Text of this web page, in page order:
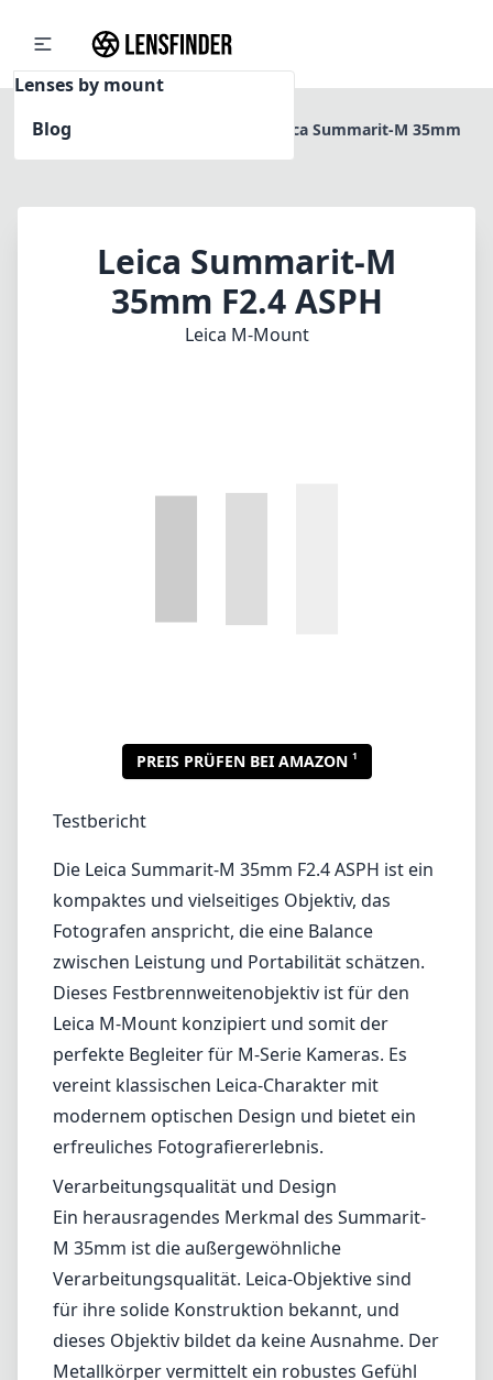
Lenses by mount
Blog
Home
Leica Summarit-M 35mm
Leica Summarit-M
35mm F2.4 ASPH
Leica M-Mount
kompaktes und vielseitiges Objektiv, das
Leica M-Mount konzipiert und somit der
perfekte Begleiter für M-Serie Kameras. Es
modernem optischen Design und bietet ein
erfreuliches Fotografiererlebnis.
Verarbeitungsqualität und Design
Ein herausragendes Merkmal des Summarit-
M 35mm ist die außergewöhnliche
Verarbeitungsqualität. Leica-Objektive sind
für ihre solide Konstruktion bekannt, und
dieses Objektiv bildet da keine Ausnahme. Der
Metallkörper vermittelt ein robustes Gefühl
und macht es für anspruchsvolle
Umgebungen geeignet. Darüber hinaus weist
das Objektiv ein elegantes, aber
unaufdringliches Design auf, das die Ästhetik
der Leica-Kameras ergänzt. Die kompakte
Größe ermöglicht eine einfache Handhabung,
und sein geringes Gewicht macht es zu einer
exzellenten Wahl für die Straßenfotografie
oder auf Reisen.